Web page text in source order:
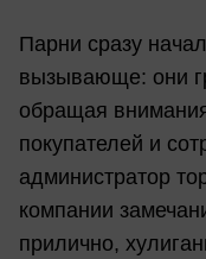
Парни сразу
вызывающе: они
обращая
покупателей и
администратор
компании
прилично,